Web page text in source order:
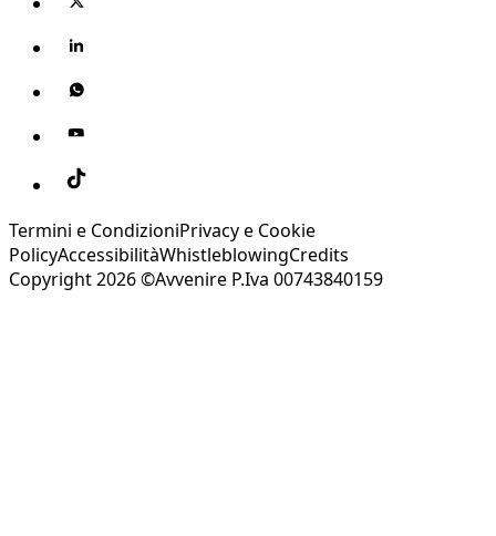
Termini e CondizioniPrivacy e Cookie
PolicyAccessibilitàWhistleblowingCredits
Copyright 2026 ©Avvenire P.Iva 00743840159